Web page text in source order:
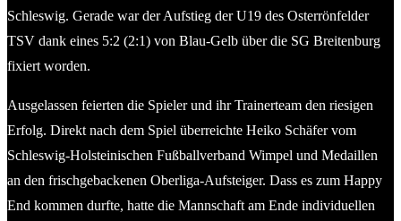
Schleswig. Gerade war der Aufstieg der U19 des Osterrönfelder
TSV dank eines 5:2 (2:1) von Blau-Gelb über die SG Breitenburg
fixiert worden.
Ausgelassen feierten die Spieler und ihr Trainerteam den riesigen
Erfolg. Direkt nach dem Spiel überreichte Heiko Schäfer vom
Schleswig-Holsteinischen Fußballverband Wimpel und Medaillen
an den frischgebackenen Oberliga-Aufsteiger. Dass es zum Happy
End kommen durfte, hatte die Mannschaft am Ende individuellen